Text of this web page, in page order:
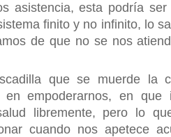
asistencia, esta podría
finito y no infinito, lo
de que no se nos
que se muerde la
en empoderarnos, en que
libremente, pero lo
cuando nos apetece